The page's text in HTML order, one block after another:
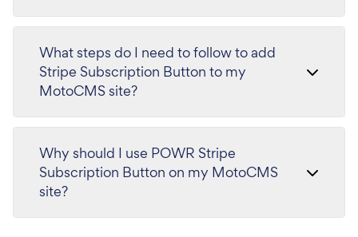
What steps do I need to follow to add
Stripe Subscription Button to my
MotoCMS site?
Why should I use POWR Stripe
Subscription Button on my MotoCMS
site?